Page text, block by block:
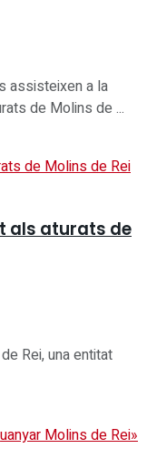
assisteixen a la
de Molins de ...
als aturats de
Rei, una entitat